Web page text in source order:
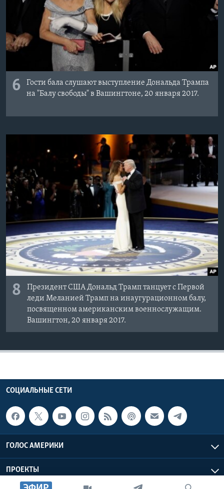
6
Гости бала слушают выступление Дональда Трампа
на "Балу свободы" в Вашингтоне, 20 января 2017.
8
Президент США Дональд Трамп танцует с Первой
леди Меланией Трамп на инаугурационном балу,
посвященном американским военнослужащим.
Вашингтон, 20 января 2017.
СОЦИАЛЬНЫЕ СЕТИ
ГОЛОС АМЕРИКИ
ПРОЕКТЫ